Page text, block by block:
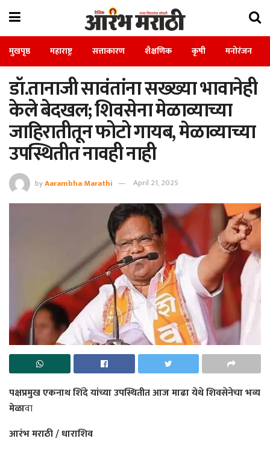
मुखपृष्ठ महाराष्ट्र सत्ताकारण शैक्षणिक कृषी मनोरंजन
डॉ.तानाजी सावंतांना सख्ख्या भावानेही
केले बेदखल; शिवसेना मेळाव्याच्या
जाहिरातीतून फोटो गायब, मेळाव्याच्या
उपस्थितीत नावही नाही
byAarambha Marathi April 21, 2025
पक्षप्रमुख एकनाथ शिंदे यांच्या उपस्थितीत आज माढा येथे शिवसेनेचा भव्य
मेळावा
आरंभ मराठी / धाराशिव